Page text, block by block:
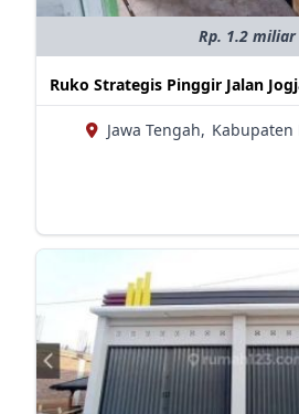
Rp. 1.2 miliar
Ruko Strategis Pinggir Jalan
Jawa Tengah, Kabupaten